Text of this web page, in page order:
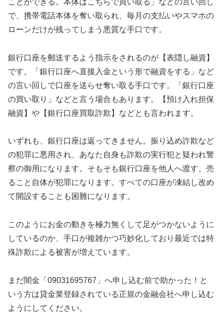
で、携帯電話本体を奪い取られ、毎月の支払いやスマホの
ローンだけが残ってしまう悪質な手口です。
銀行口座を郵送するよう指示をされるのが【表隠し融資】
です。「銀行口座へ直接入金という形で融資をする」など
の言い回しで口座を送らせ奪い取る手口です。「銀行口座
の買い取り」などと言う場合もあります。【預け入れ担保
融資】や【銀行口座買取詐欺】などとも言われます。
いずれも、銀行口座は返ってきません。振り込め詐欺など
の犯罪に悪用され、あなた自身も詐欺の実行犯と疑われ警
察の御用になります。そもそも銀行口座を他人へ渡す、売
ること自体が犯罪になります。すべての口座が凍結し改め
て開設することも困難になります。
このようにお金の動きを極力無くして足がつかないように
しているのか、手口が複雑かつ巧妙化しており最近では特
殊詐欺による被害が増えています。
まだ闇金「09031695767」へ申し込む前で助かった！と
いう方は貸金業登録されている正規の金融会社へ申し込む
ようにしてください。